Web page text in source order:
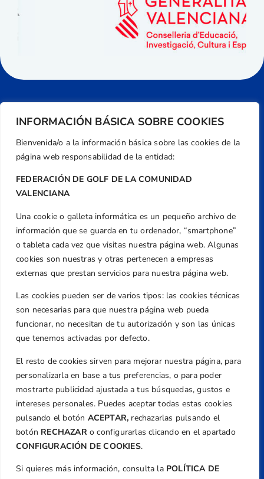
INFORMACIÓN BÁSICA SOBRE COOKIES
Bienvenida/o a la información básica sobre las cookies de la
página web responsabilidad de la entidad:
FEDERACIÓN DE GOLF DE LA COMUNIDAD
VALENCIANA
Una cookie o galleta informática es un pequeño archivo de
información que se guarda en tu ordenador, “smartphone”
o tableta cada vez que visitas nuestra página web. Algunas
cookies son nuestras y otras pertenecen a empresas
externas que prestan servicios para nuestra página web.
Las cookies pueden ser de varios tipos: las cookies técnicas
son necesarias para que nuestra página web pueda
funcionar, no necesitan de tu autorización y son las únicas
que tenemos activadas por defecto.
El resto de cookies sirven para mejorar nuestra página, para
personalizarla en base a tus preferencias, o para poder
mostrarte publicidad ajustada a tus búsquedas, gustos e
intereses personales. Puedes aceptar todas estas cookies
pulsando el botón ACEPTAR, rechazarlas pulsando el
botón RECHAZARo configurarlas clicando en el apartado
CONFIGURACIÓN DE COOKIES.
Si quieres más información, consulta la POLÍTICA DE
Dirección
Centre de L´Esport, Carrer d'Isaac Peral i
Caballero, Nº 5, Despachos 2 y 3, 46980,
Valencia
+34 961 367 799
Email
federacion@golfcv.com
Aviso Legal
Política de Privacidad
Transparencia
Normativa
Federación